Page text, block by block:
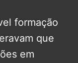
formação
que
em